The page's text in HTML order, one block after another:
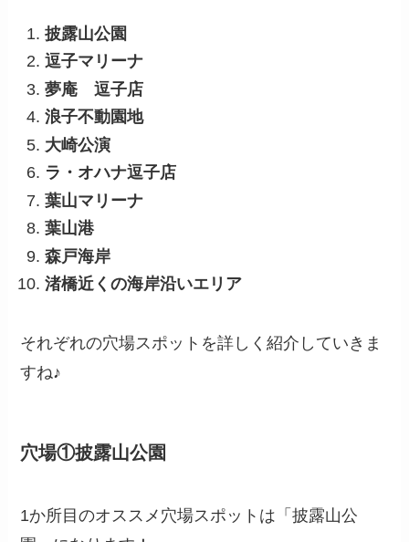
披露山公園
逗子マリーナ
夢庵 逗子店
浪子不動園地
大崎公演
ラ・オハナ逗子店
葉山マリーナ
葉山港
森戸海岸
渚橋近くの海岸沿いエリア
それぞれの穴場スポットを詳しく紹介していきま
すね♪
穴場①披露山公園
1か所目のオススメ穴場スポットは「披露山公